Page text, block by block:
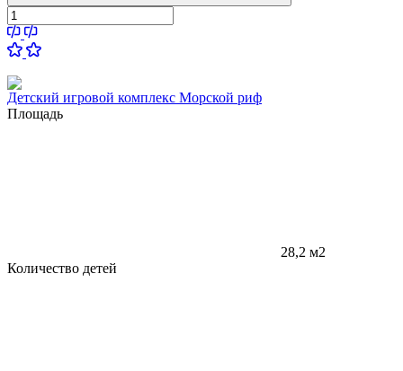
Детский игровой комплекс Морской риф
Площадь
28,2 м2
Количество детей